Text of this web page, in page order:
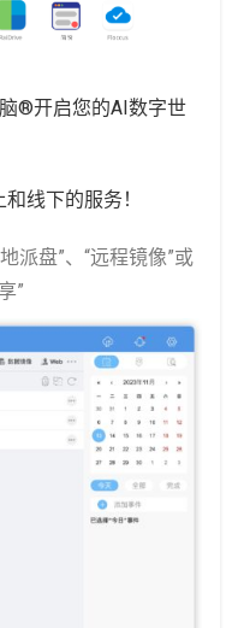
®开启您的AI数字世
线下的服务！
派盘”、“远程镜像”或
”